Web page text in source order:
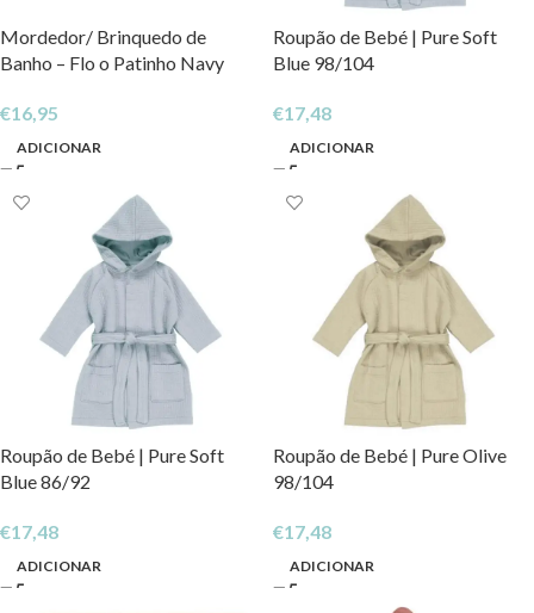
Mordedor/ Brinquedo de
Banho – Flo o Patinho Navy
€16,95
ADICIONAR
Roupão de Bebé | Pure Soft
Blue 98/104
€17,48
ADICIONAR
Roupão de Bebé | Pure Soft
Blue 86/92
€17,48
ADICIONAR
Roupão de Bebé | Pure Olive
98/104
€17,48
ADICIONAR